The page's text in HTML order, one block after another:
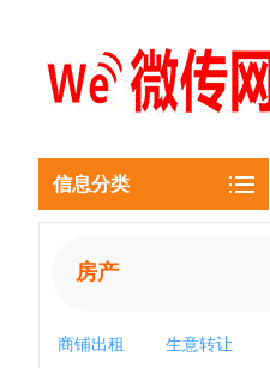
信息分类
房产
商铺出租 生意转让